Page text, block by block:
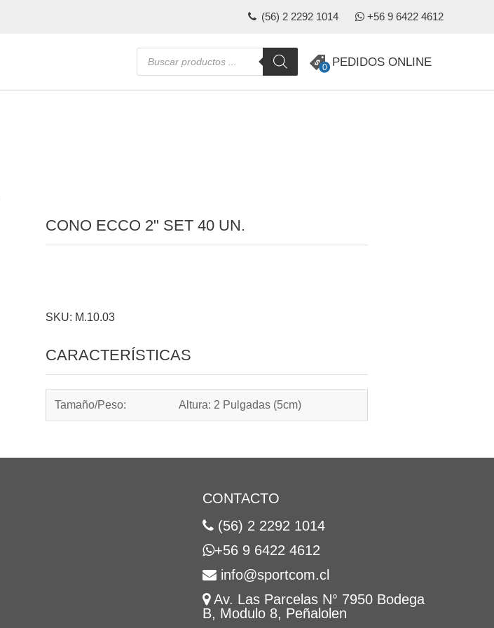
(56) 2 2292 1014 +56 9 6422 4612
Búsqueda
de
productos
0 PEDIDOS ONLINE
CONO ECCO 2" SET 40 UN.
SKU: M.10.03
CARACTERÍSTICAS
Tamaño/Peso: Altura: 2 Pulgadas (5cm)
CONTACTO
(56) 2 2292 1014
+56 9 6422 4612
info@sportcom.cl
Av. Las Parcelas N° 7950 Bodega
B, Modulo 8, Peñalolen